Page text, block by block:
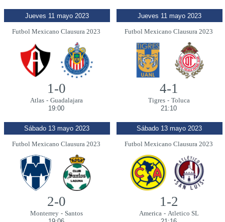
Jueves 11 mayo 2023
Futbol Mexicano Clausura 2023
1-0
Atlas- Guadalajara
19:00
Jueves 11 mayo 2023
Futbol Mexicano Clausura 2023
4-1
Tigres- Toluca
21:10
Sábado 13 mayo 2023
Futbol Mexicano Clausura 2023
2-0
Monterrey- Santos
Sábado 13 mayo 2023
Futbol Mexicano Clausura 2023
1-2
America - Atletico SL